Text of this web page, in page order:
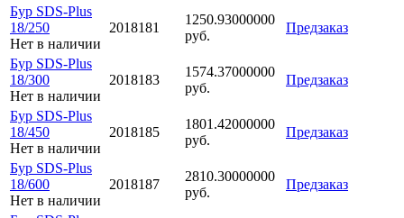
Бур SDS-Plus
18/250
Нет в наличии
2018181
1250.93000000
руб.
Предзаказ
Бур SDS-Plus
18/300
Нет в наличии
2018183
1574.37000000
руб.
Предзаказ
Бур SDS-Plus
18/450
Нет в наличии
2018185
1801.42000000
руб.
Предзаказ
Бур SDS-Plus
18/600
Нет в наличии
2018187
2810.30000000
руб.
Предзаказ